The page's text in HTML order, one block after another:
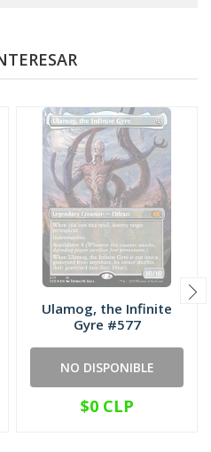
Ulamog, the Infinite
Gyre #577
NO DISPONIBLE
$0 CLP